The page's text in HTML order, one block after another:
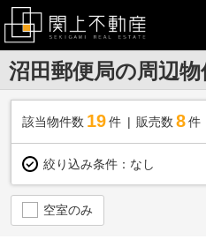
沼田郵便局の周辺物
該当物件数 19件 販売数 8 件
絞り込み条件： なし
空室のみ